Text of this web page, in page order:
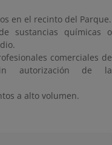
en el recinto del Parque.
sustancias químicas o
comerciales de
autorización de la
a alto volumen.